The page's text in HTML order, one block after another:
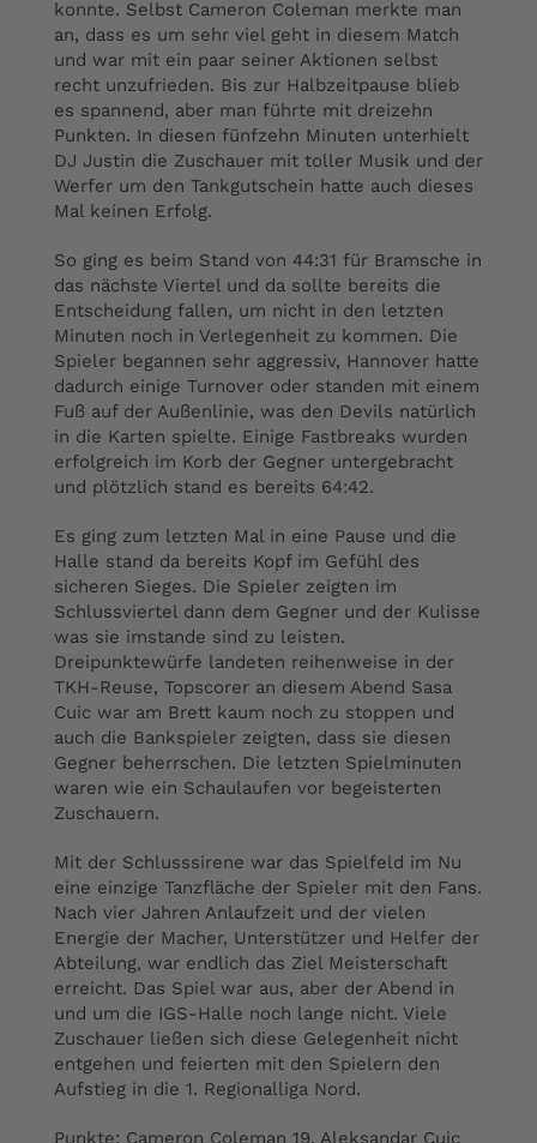
konnte. Selbst Cameron Coleman merkte man
an, dass es um sehr viel geht in diesem Match
und war mit ein paar seiner Aktionen selbst
recht unzufrieden. Bis zur Halbzeitpause blieb
es spannend, aber man führte mit dreizehn
Punkten. In diesen fünfzehn Minuten unterhielt
DJ Justin die Zuschauer mit toller Musik und der
Werfer um den Tankgutschein hatte auch dieses
Mal keinen Erfolg.
So ging es beim Stand von 44:31 für Bramsche in
das nächste Viertel und da sollte bereits die
Entscheidung fallen, um nicht in den letzten
Minuten noch in Verlegenheit zu kommen. Die
Spieler begannen sehr aggressiv, Hannover hatte
dadurch einige Turnover oder standen mit einem
Fuß auf der Außenlinie, was den Devils natürlich
in die Karten spielte. Einige Fastbreaks wurden
erfolgreich im Korb der Gegner untergebracht
und plötzlich stand es bereits 64:42.
Es ging zum letzten Mal in eine Pause und die
Halle stand da bereits Kopf im Gefühl des
sicheren Sieges. Die Spieler zeigten im
Schlussviertel dann dem Gegner und der Kulisse
was sie imstande sind zu leisten.
Dreipunktewürfe landeten reihenweise in der
TKH-Reuse, Topscorer an diesem Abend Sasa
Cuic war am Brett kaum noch zu stoppen und
auch die Bankspieler zeigten, dass sie diesen
Gegner beherrschen. Die letzten Spielminuten
waren wie ein Schaulaufen vor begeisterten
Zuschauern.
Mit der Schlusssirene war das Spielfeld im Nu
eine einzige Tanzfläche der Spieler mit den Fans.
Nach vier Jahren Anlaufzeit und der vielen
Energie der Macher, Unterstützer und Helfer der
Abteilung, war endlich das Ziel Meisterschaft
erreicht. Das Spiel war aus, aber der Abend in
und um die IGS-Halle noch lange nicht. Viele
Zuschauer ließen sich diese Gelegenheit nicht
entgehen und feierten mit den Spielern den
Aufstieg in die 1. Regionalliga Nord.
Punkte: Cameron Coleman 19, Aleksandar Cuic